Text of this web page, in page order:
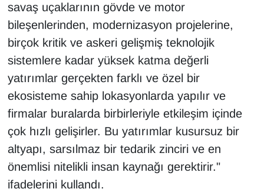
savaş uçaklarının gövde ve motor
bileşenlerinden, modernizasyon projelerine,
birçok kritik ve askeri gelişmiş teknolojik
sistemlere kadar yüksek katma değerli
yatırımlar gerçekten farklı ve özel bir
ekosisteme sahip lokasyonlarda yapılır ve
firmalar buralarda birbirleriyle etkileşim içinde
çok hızlı gelişirler. Bu yatırımlar kusursuz bir
altyapı, sarsılmaz bir tedarik zinciri ve en
önemlisi nitelikli insan kaynağı gerektirir."
ifadelerini kullandı.